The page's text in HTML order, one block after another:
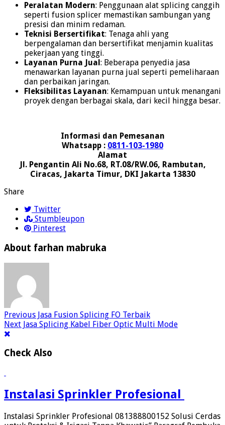
Peralatan Modern: Penggunaan alat splicing canggih
seperti fusion splicer memastikan sambungan yang
presisi dan minim redaman.
Teknisi Bersertifikat: Tenaga ahli yang
berpengalaman dan bersertifikat menjamin kualitas
pekerjaan yang tinggi.
Layanan Purna Jual : Beberapa penyedia jasa
menawarkan layanan purna jual seperti pemeliharaan
dan perbaikan jaringan.
Fleksibilitas Layanan: Kemampuan untuk menangani
proyek dengan berbagai skala, dari kecil hingga besar.
Informasi dan Pemesanan
Whatsapp : 0811-103-1980
Alamat
Jl. Pengantin Ali No.68, RT.08/RW.06, Rambutan,
Ciracas, Jakarta Timur, DKI Jakarta 13830
Share
Twitter
Stumbleupon
Pinterest
About farhan mabruka
Previous Jasa Fusion Splicing FO Terbaik
Next Jasa Splicing Kabel Fiber Optic Multi Mode
Check Also
Instalasi Sprinkler Profesional
Instalasi Sprinkler Profesional 081388800152 Solusi Cerdas